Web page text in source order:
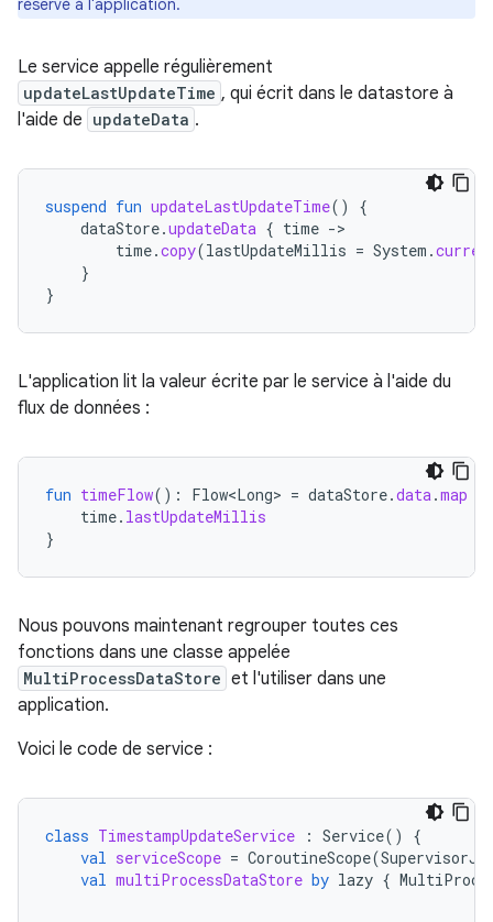
réservé à l'application.
Le service appelle régulièrement
updateLastUpdateTime , qui écrit dans le datastore à
l'aide de updateData .
suspend fun updateLastUpdateTime()
{
dataStore.updateData { time -
time.copy(lastUpdateMillis = System .
}
}
L'application lit la valeur écrite par le service à l'aide du
flux de données :
fun timeFlow(): Flow<Long> = dataStore.data.map
time. lastUpdateMillis
}
Nous pouvons maintenant regrouper toutes ces
fonctions dans une classe appelée
MultiProcessDataStore et l'utiliser dans une
application.
Voici le code de service :
class TimestampUpdateService : Service()
{
val serviceScope = CoroutineScope(
val multiProcessDataStore by lazy {